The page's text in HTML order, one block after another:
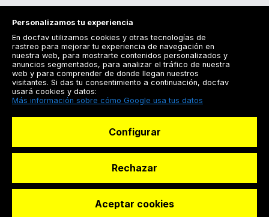
Registrarse
Docfav
© Dashboard Technologies S.L
Personalizamos tu experiencia
En docfav utilizamos cookies y otras tecnologías de
rastreo para mejorar tu experiencia de navegación en
nuestra web, para mostrarte contenidos personalizados y
anuncios segmentados, para analizar el tráfico de nuestra
web y para comprender de donde llegan nuestros
visitantes. Si das tu consentimiento a continuación, docfav
usará cookies y datos:
Más información sobre cómo Google usa tus datos
Configurar
Rechazar
Aceptar cookies